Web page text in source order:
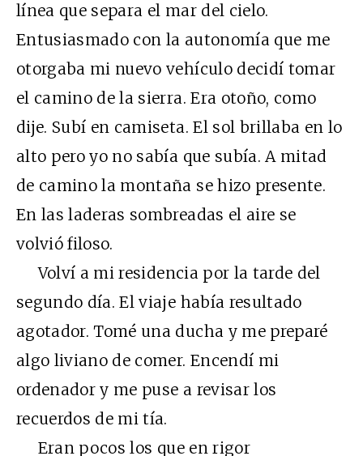
línea que separa el mar del cielo.
Entusiasmado con la autonomía que me
otorgaba mi nuevo vehículo decidí tomar
el camino de la sierra. Era otoño, como
dije. Subí en camiseta. El sol brillaba en lo
alto pero yo no sabía que subía. A mitad
de camino la montaña se hizo presente.
En las laderas sombreadas el aire se
volvió filoso.
Volví a mi residencia por la tarde del
segundo día. El viaje había resultado
agotador. Tomé una ducha y me preparé
algo liviano de comer. Encendí mi
ordenador y me puse a revisar los
recuerdos de mi tía.
Eran pocos los que en rigor